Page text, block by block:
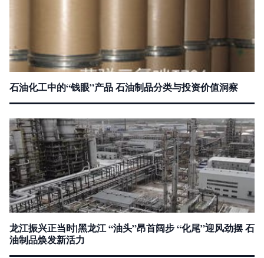
石油化工中的“钱眼”产品 石油制品分类与投资价值洞察
龙江振兴正当时|黑龙江 “油头”昂首阔步 “化尾”迎风劲摆 石
油制品焕发新活力